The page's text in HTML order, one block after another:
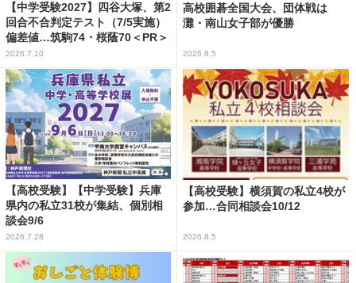
【中学受験2027】四谷大塚、第2
回合不合判定テスト（7/5実施）
偏差値…筑駒74・桜蔭70＜PR＞
2026.7.10
高校囲碁全国大会、団体戦は
灘・南山女子部が優勝
2026.8.5
【高校受験】【中学受験】兵庫
県内の私立31校が集結、個別相
談会9/6
2026.7.28
【高校受験】横須賀の私立4校が
参加…合同相談会10/12
2026.8.5